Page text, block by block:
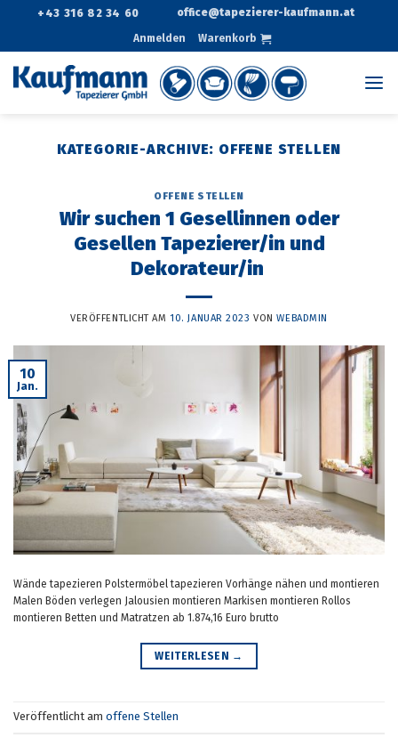
springen
+43 316 82 34 60 office@tapezierer-kaufmann.at
Anmelden Warenkorb
KATEGORIE-ARCHIVE: OFFENE STELLEN
OFFENE STELLEN
Wir suchen 1 Gesellinnen oder
Gesellen Tapezierer/in und
Dekorateur/in
VERÖFFENTLICHT AM10. JANUAR 2023 VONWEBADMIN
10
Jan.
Wände tapezieren Polstermöbel tapezieren Vorhänge nähen und montieren
Malen Böden verlegen Jalousien montieren Markisen montieren Rollos
montieren Betten und Matratzen ab 1.874,16 Euro brutto
WEITERLESEN →
Veröffentlicht am offene Stellen